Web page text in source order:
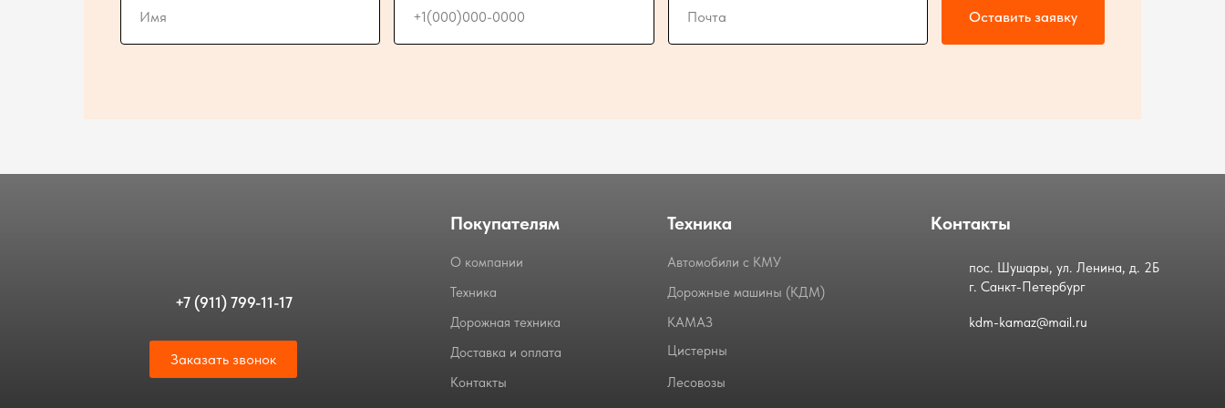
Оставить заявку
Заказать звонок
Покупателям
+7 (911) 799-11-17
О компании
Техника
Дорожная техника
Доставка и оплата
Контакты
Техника
Автомобили с КМУ
Дорожные машины (КДМ)
КАМАЗ
Лесовозы
Цистерны
Контакты
пос. Шушары, ул. Ленина, д. 2Б
г. Санкт-Петербург
kdm-kamaz@mail.ru